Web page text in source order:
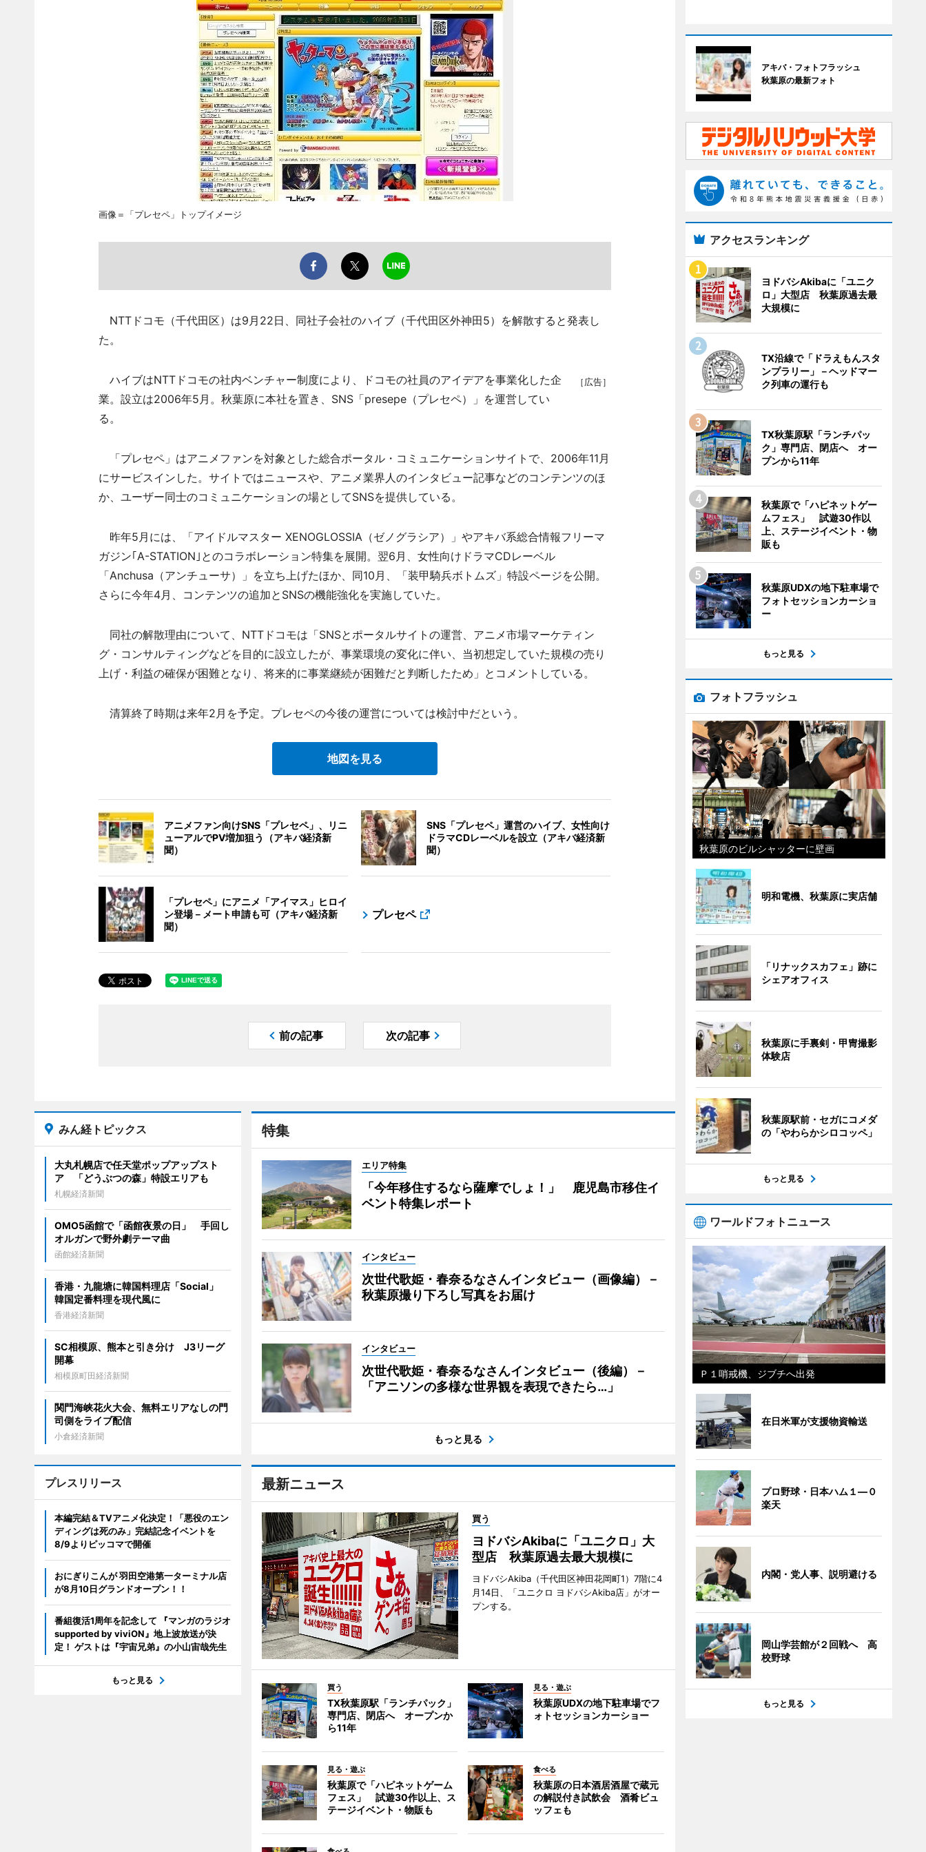
画像＝「プレセペ」トップイメージ
NTTドコモ（千代田区）は9月22日、同社子会社のハイブ（千代田区外神田5）を解散すると発表し
た。
［広告］
ハイブはNTTドコモの社内ベンチャー制度により、ドコモの社員のアイデアを事業化した企
業。設立は2006年5月。秋葉原に本社を置き、SNS「presepe（プレセペ）」を運営してい
る。
「プレセペ」はアニメファンを対象とした総合ポータル・コミュニケーションサイトで、2006年11月
にサービスインした。サイトではニュースや、アニメ業界人のインタビュー記事などのコンテンツのほ
か、ユーザー同士のコミュニケーションの場としてSNSを提供している。
昨年5月には、「アイドルマスター XENOGLOSSIA（ゼノグラシア）」やアキバ系総合情報フリーマ
ガジン｢A-STATION｣とのコラボレーション特集を展開。翌6月、女性向けドラマCDレーベル
「Anchusa（アンチューサ）」を立ち上げたほか、同10月、「装甲騎兵ボトムズ」特設ページを公開。
さらに今年4月、コンテンツの追加とSNSの機能強化を実施していた。
同社の解散理由について、NTTドコモは「SNSとポータルサイトの運営、アニメ市場マーケティン
グ・コンサルティングなどを目的に設立したが、事業環境の変化に伴い、当初想定していた規模の売り
上げ・利益の確保が困難となり、将来的に事業継続が困難だと判断したため」とコメントしている。
清算終了時期は来年2月を予定。プレセペの今後の運営については検討中だという。
地図を見る
アニメファン向けSNS「プレセペ」、リニ
ューアルでPV増加狙う（アキバ経済新
聞）
SNS「プレセペ」運営のハイブ、女性向け
ドラマCDレーベルを設立（アキバ経済新
聞）
「プレセペ」にアニメ「アイマス」ヒロイ
ン登場－メート申請も可（アキバ経済新
聞）
プレセペ
前の記事 次の記事
特集
エリア特集
「今年移住するなら薩摩でしょ！」 鹿児島市移住イ
ベント特集レポート
インタビュー
次世代歌姫・春奈るなさんインタビュー（画像編）－
秋葉原撮り下ろし写真をお届け
インタビュー
次世代歌姫・春奈るなさんインタビュー（後編）－
「アニソンの多様な世界観を表現できたら…」
もっと見る
最新ニュース
買う
ヨドバシAkibaに「ユニクロ」大
型店 秋葉原過去最大規模に
ヨドバシAkiba（千代田区神田花岡町1）7階に4
月14日、「ユニクロ ヨドバシAkiba店」がオー
プンする。
買う
TX秋葉原駅「ランチパック」
専門店、閉店へ オープンか
ら11年
見る・遊ぶ
秋葉原UDXの地下駐車場でフ
ォトセッションカーショー
見る・遊ぶ
秋葉原で「ハピネットゲーム
フェス」 試遊30作以上、ス
テージイベント・物販も
食べる
秋葉原の日本酒居酒屋で蔵元
の解説付き試飲会 酒肴ビュ
ッフェも
みん経トピックス
大丸札幌店で任天堂ポップアップスト
ア 「どうぶつの森」特設エリアも
札幌経済新聞
OMO5函館で「函館夜景の日」 手回し
オルガンで野外劇テーマ曲
函館経済新聞
香港・九龍塘に韓国料理店「Social」
韓国定番料理を現代風に
香港経済新聞
SC相模原、熊本と引き分け J3リーグ
開幕
相模原町田経済新聞
関門海峡花火大会、無料エリアなしの門
司側をライブ配信
小倉経済新聞
プレスリリース
本編完結＆TVアニメ化決定！「悪役のエン
ディングは死のみ」完結記念イベントを
8/9よりピッコマで開催
おにぎりこんが 羽田空港第一ターミナル店
が8月10日グランドオープン！！
番組復活1周年を記念して 『マンガのラジオ
supported by viviON』地上波放送が決
定！ ゲストは『宇宙兄弟』の小山宙哉先生
もっと見る
アキバ・フォトフラッシュ
秋葉原の最新フォト
アクセスランキング
ヨドバシAkibaに「ユニク
ロ」大型店 秋葉原過去最
大規模に
TX沿線で「ドラえもんスタ
ンプラリー」－ヘッドマー
ク列車の運行も
TX秋葉原駅「ランチパッ
ク」専門店、閉店へ オー
プンから11年
秋葉原で「ハピネットゲー
ムフェス」 試遊30作以
上、ステージイベント・物
販も
秋葉原UDXの地下駐車場で
フォトセッションカーショ
ー
もっと見る
フォトフラッシュ
秋葉原のビルシャッターに壁画
明和電機、秋葉原に実店舗
「リナックスカフェ」跡に
シェアオフィス
秋葉原に手裏剣・甲冑撮影
体験店
秋葉原駅前・セガにコメダ
の「やわらかシロコッペ」
もっと見る
ワールドフォトニュース
Ｐ１哨戒機、ジブチへ出発
在日米軍が支援物資輸送
プロ野球・日本ハム１―０
楽天
内閣・党人事、説明避ける
岡山学芸館が２回戦へ 高
校野球
もっと見る